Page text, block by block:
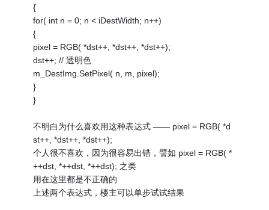
{
for( int n = 0; n < iDestWidth; n++)
{
pixel = RGB( *dst++, *dst++, *dst++);
dst++; // 透明色
m_DestImg.SetPixel( n, m, pixel);
}
}
不明白为什么喜欢用这种表达式 —— pixel = RGB( *d
st++, *dst++, *dst++);
个人很不喜欢，因为很容易出错，譬如 pixel = RGB( *
++dst, *++dst, *++dst); 之类
用在这里都是不正确的
上述两个表达式，楼主可以单步试试结果